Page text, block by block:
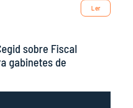
Ler
sobre Fiscal
gabinetes de